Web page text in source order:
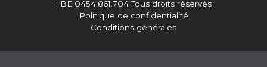
: BE 0454.861.704Tous droits réservés
Politique de confidentialité
Conditions générales